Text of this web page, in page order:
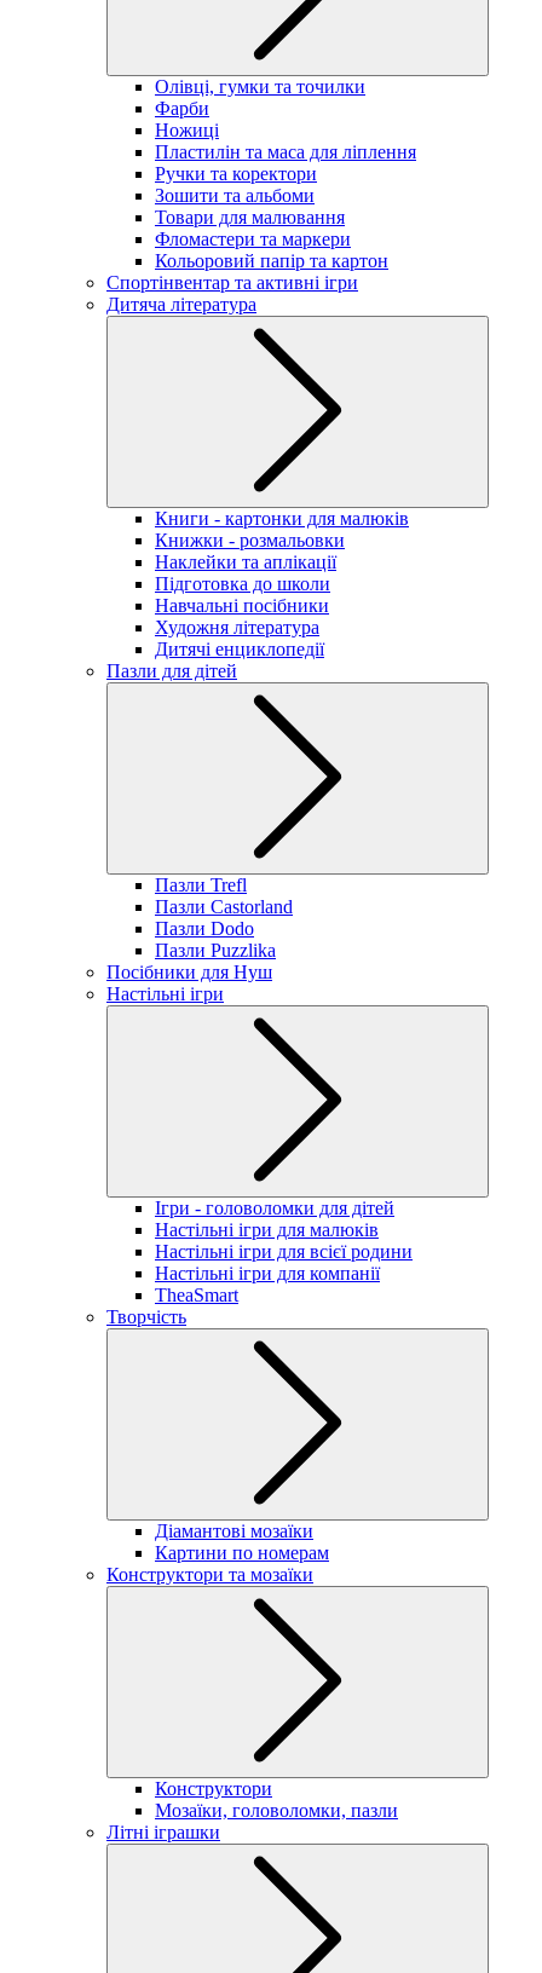
Олівці, гумки та точилки
Фарби
Ножиці
Пластилін та маса для ліплення
Ручки та коректори
Зошити та альбоми
Товари для малювання
Фломастери та маркери
Кольоровий папір та картон
Спортінвентар та активні ігри
Дитяча література
Книги - картонки для малюків
Книжки - розмальовки
Наклейки та аплікації
Підготовка до школи
Навчальні посібники
Художня література
Дитячі енциклопедії
Пазли для дітей
Пазли Trefl
Пазли Castorland
Пазли Dodo
Пазли Puzzlika
Посібники для Нуш
Настільні ігри
Ігри - головоломки для дітей
Настільні ігри для малюків
Настільні ігри для всієї родини
Настільні ігри для компанії
TheaSmart
Творчість
Діамантові мозаїки
Картини по номерам
Конструктори та мозаїки
Конструктори
Мозаїки, головоломки, пазли
Літні іграшки